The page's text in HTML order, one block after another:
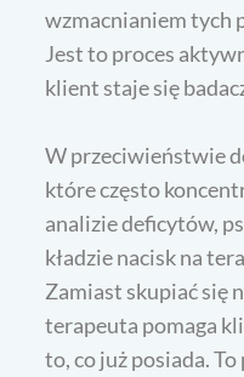
wzmacnianiem tych
Jest to proces
klient staje się
W przeciwieństwie
które często
analizie deficytów,
kładzie nacisk na
Zamiast skupiać się
terapeuta pomaga
to, co już posiada.